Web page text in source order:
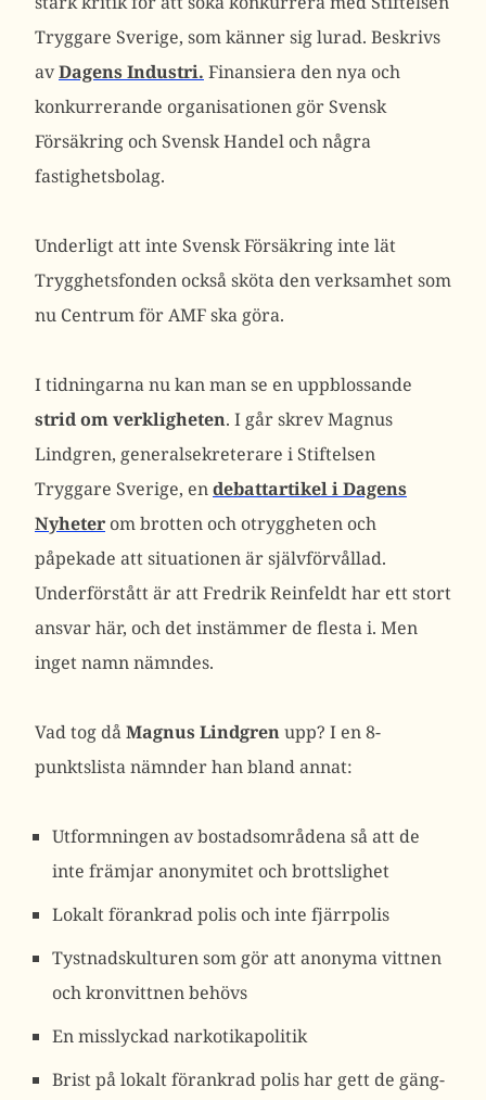
Tryggare Sverige, som känner sig lurad. Beskrivs
avDagens Industri. Finansiera den nya och
konkurrerande organisationen gör Svensk
Försäkring och Svensk Handel och några
fastighetsbolag.
Underligt att inte Svensk Försäkring inte lät
Trygghetsfonden också sköta den verksamhet som
nu Centrum för AMF ska göra.
I tidningarna nu kan man se en uppblossande
strid om verkligheten. I går skrev Magnus
Lindgren, generalsekreterare i Stiftelsen
Tryggare Sverige, endebattartikel i Dagens
Nyheter om brotten och otryggheten och
påpekade att situationen är självförvållad.
Underförstått är att Fredrik Reinfeldt har ett stort
ansvar här, och det instämmer de flesta i. Men
inget namn nämndes.
Vad tog dåMagnus Lindgrenupp? I en 8-
punktslista nämnder han bland annat:
Utformningen av bostadsområdena så att de
inte främjar anonymitet och brottslighet
Lokalt förankrad polis och inte fjärrpolis
Tystnadskulturen som gör att anonyma vittnen
och kronvittnen behövs
En misslyckad narkotikapolitik
Brist på lokalt förankrad polis har gett de gäng-